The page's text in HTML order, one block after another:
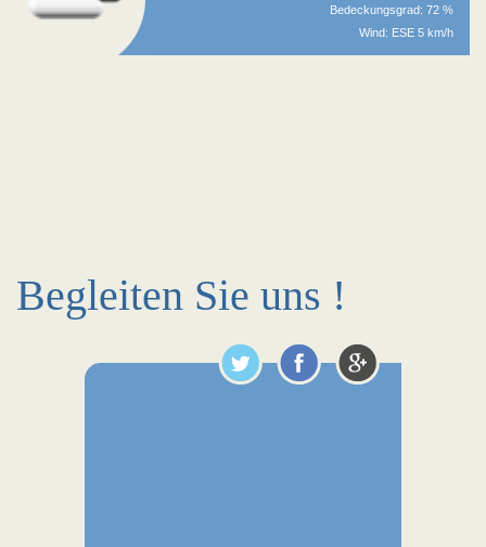
Bedeckungsgrad: 72 %
Wind: ESE 5 km/h
Begleiten Sie uns !